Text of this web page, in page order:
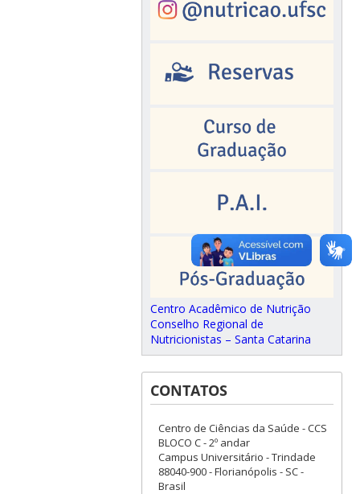
Centro Acadêmico de Nutrição
Conselho Regional de
Nutricionistas – Santa Catarina
CONTATOS
Centro de Ciências da Saúde - CCS
BLOCO C - 2º andar
Campus Universitário - Trindade
88040-900 - Florianópolis - SC -
Brasil